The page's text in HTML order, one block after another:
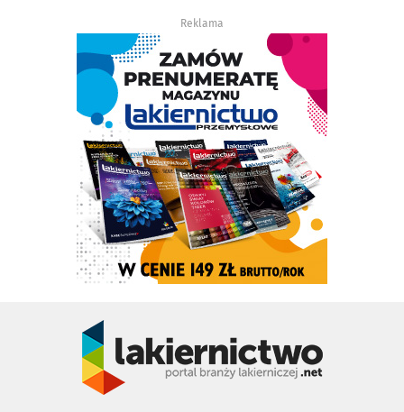
Reklama